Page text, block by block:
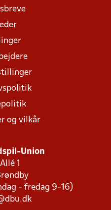
og vilkår
Union
1
- fredag 9-16)